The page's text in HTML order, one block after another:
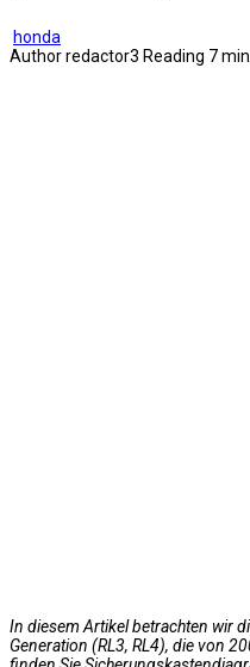
honda
Authorredactor3 Reading 7 min
In diesem Artikel betrachten wir
Generation (RL3, RL4), die von